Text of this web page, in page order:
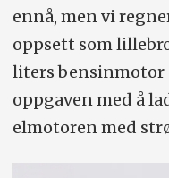
ennå, men vi
oppsett som
liters bensinmotor
oppgaven med å
elmotoren med